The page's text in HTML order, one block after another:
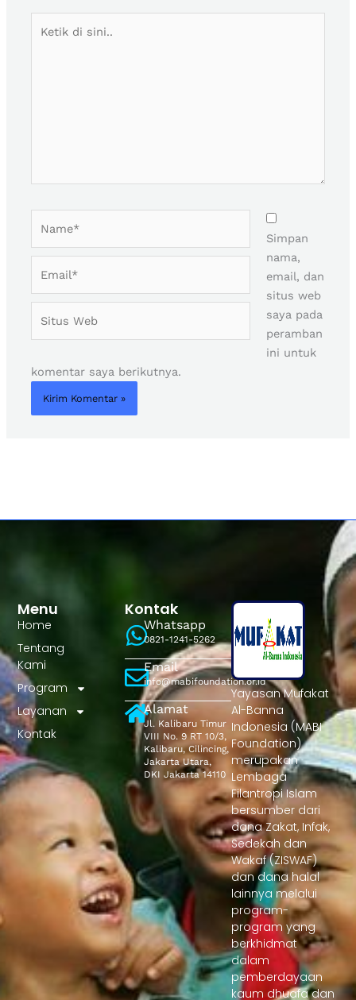
Web
Simpan
nama,
email, dan
situs web
saya pada
peramban
ini untuk
komentar saya berikutnya.
Menu
Home
Tentang
Kami
Program
Layanan
Kontak
Kontak
Whatsapp
0821-1241-5262
Email
info@mabifoundation.or.id
Alamat
Jl. Kalibaru Timur
VIII No. 9 RT 10/3,
Kalibaru, Cilincing,
Jakarta Utara,
DKI Jakarta 14110
Yayasan Mufakat
Al-Banna
Indonesia (MABI
Foundation)
merupakan
Lembaga
Filantropi Islam
bersumber dari
dana Zakat, Infak,
Sedekah dan
Wakaf (ZISWAF)
dan dana halal
lainnya melalui
program-
program yang
berkhidmat
dalam
pemberdayaan
kaum dhuafa dan